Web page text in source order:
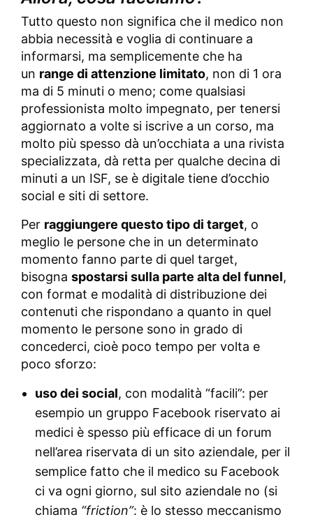
Tutto questo non significa che il medico non
abbia necessità e voglia di continuare a
informarsi, ma semplicemente che ha
un range di attenzione limitato, non di 1 ora
ma di 5 minuti o meno; come qualsiasi
professionista molto impegnato, per tenersi
aggiornato a volte si iscrive a un corso, ma
molto più spesso dà un’occhiata a una rivista
specializzata, dà retta per qualche decina di
minuti a un ISF, se è digitale tiene d’occhio
social e siti di settore.
Per raggiungere questo tipo di target, o
meglio le persone che in un determinato
momento fanno parte di quel target,
bisogna spostarsi sulla parte alta del funnel,
con format e modalità di distribuzione dei
contenuti che rispondano a quanto in quel
momento le persone sono in grado di
concederci, cioè poco tempo per volta e
poco sforzo:
uso dei social, con modalità “facili”: per
esempio un gruppo Facebook riservato ai
medici è spesso più efficace di un forum
nell’area riservata di un sito aziendale, per il
semplice fatto che il medico su Facebook
ci va ogni giorno, sul sito aziendale no (si
chiama “friction”: è lo stesso meccanismo